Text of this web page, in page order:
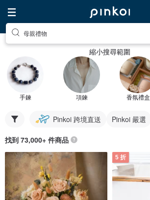
母親禮物
縮小搜尋範圍
手鍊 項鍊 香氛禮盒
Pinkoi 跨境直送 Pinkoi 嚴選
找到 73,000+ 件商品
5 折